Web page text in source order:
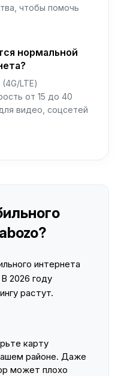
чтобы помочь
нормальной
LTE)
от 15 до 40
видео, соцсетей
интернета
2026 году
растут.
карту
районе. Даже
может плохо